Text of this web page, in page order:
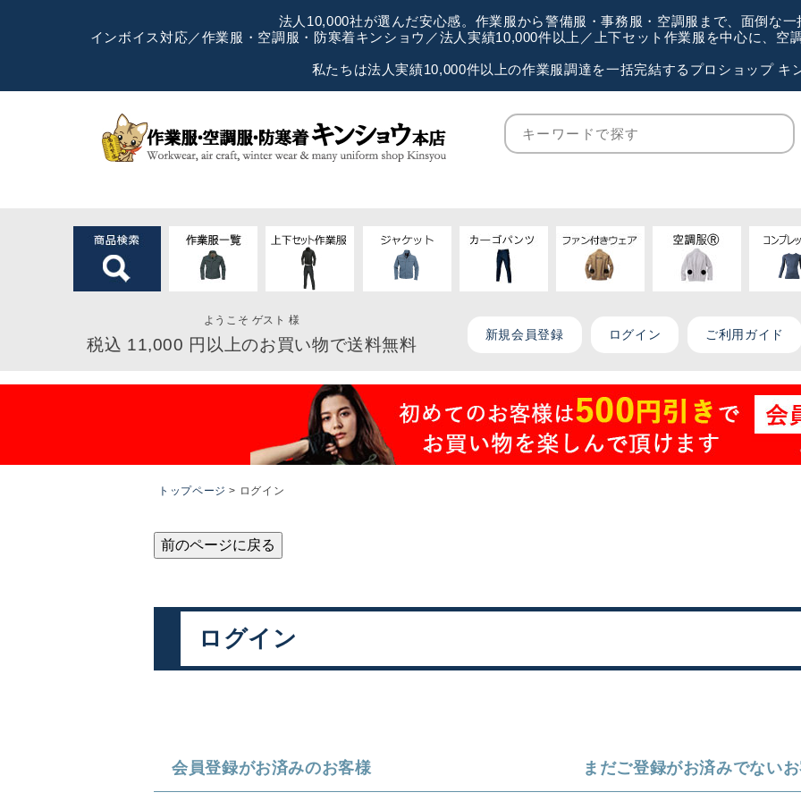
法人10,000社が選んだ安心感。作業服から警備服・事務服・空調服まで、面倒な
インボイス対応／作業服・空調服・防寒着キンショウ／法人実績10,000件以上／上下セット作業服を中心に、空
私たちは法人実績10,000件以上の作業服調達を一括完結するプロショップ キ
ようこそ ゲスト 様
税込 11,000 円以上のお買い物で送料無料
新規会員登録 ログイン ご利用ガイド
トップページ ログイン
前のページに戻る
ログイン
会員登録がお済みのお客様 まだご登録がお済みでない